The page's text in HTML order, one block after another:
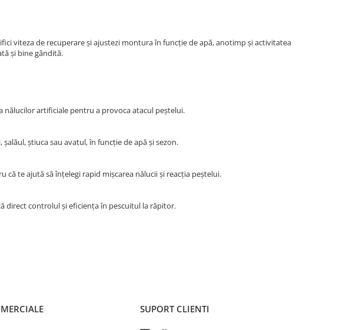
viteza de recuperare și ajustezi montura în funcție de apă, anotimp și activitatea
și bine gândită.
nălucilor artificiale pentru a provoca atacul peștelui.
știuca sau avatul, în funcție de apă și sezon.
că te ajută să înțelegi rapid mișcarea nălucii și reacția peștelui.
direct controlul și eficiența în pescuitul la răpitor.
SUPORT CLIENTI